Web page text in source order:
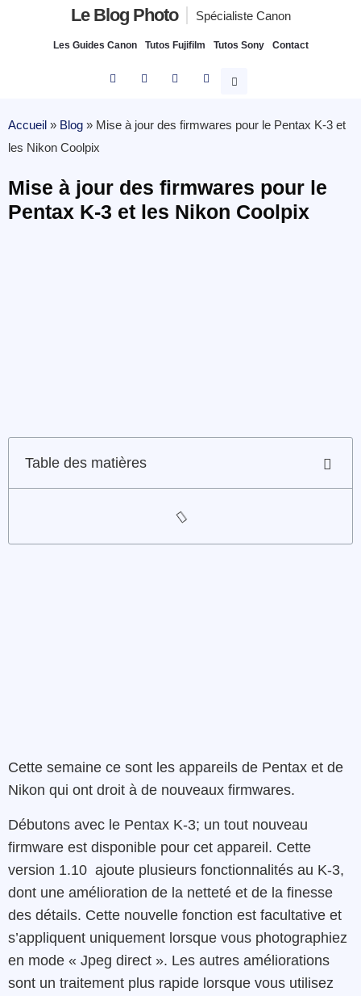
Le Blog Photo Spécialiste Canon
Les Guides Canon Tutos Fujifilm Tutos Sony Contact
Accueil » Blog » Mise à jour des firmwares pour le Pentax K-3 et
les Nikon Coolpix
Mise à jour des firmwares pour le
Pentax K-3 et les Nikon Coolpix
Table des matières
Cette semaine ce sont les appareils de Pentax et de
Nikon qui ont droit à de nouveaux firmwares.
Débutons avec le Pentax K-3; un tout nouveau
firmware est disponible pour cet appareil. Cette
version 1.10 ajoute plusieurs fonctionnalités au K-3,
dont une amélioration de la netteté et de la finesse
des détails. Cette nouvelle fonction est facultative et
s’appliquent uniquement lorsque vous photographiez
en mode « Jpeg direct ». Les autres améliorations
sont un traitement plus rapide lorsque vous utilisez